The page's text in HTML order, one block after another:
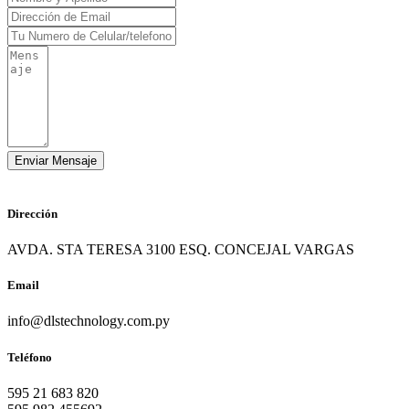
Dirección
AVDA. STA TERESA 3100 ESQ. CONCEJAL VARGAS
Email
info@dlstechnology.com.py
Teléfono
595 21 683 820